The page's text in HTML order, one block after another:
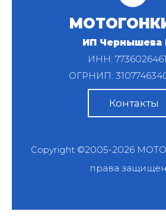
ИП Чернышева
ИНН:
ОГРНИП:
Контакты
Copyright ©2005-2026
права